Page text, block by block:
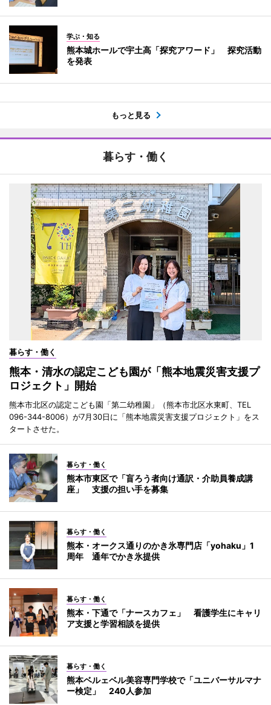
学ぶ・知る
熊本城ホールで宇土高「探究アワード」 探究活動
を発表
もっと見る
暮らす・働く
暮らす・働く
熊本・清水の認定こども園が「熊本地震災害支援プ
ロジェクト」開始
熊本市北区の認定こども園「第二幼稚園」（熊本市北区水東町、TEL
096-344-8006）が7月30日に「熊本地震災害支援プロジェクト」をス
タートさせた。
暮らす・働く
熊本市東区で「盲ろう者向け通訳・介助員養成講
座」 支援の担い手を募集
暮らす・働く
熊本・オークス通りのかき氷専門店「yohaku」1
周年 通年でかき氷提供
暮らす・働く
熊本・下通で「ナースカフェ」 看護学生にキャリ
ア支援と学習相談を提供
暮らす・働く
熊本ベルェベル美容専門学校で「ユニバーサルマナ
ー検定」 240人参加